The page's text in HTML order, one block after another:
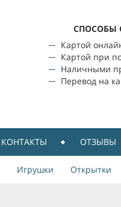
CПОСОБЫ
Картой
Картой при
Наличными
Перевод на
КОНТАКТЫ ОТЗЫВЫ
Игрушки Открытки